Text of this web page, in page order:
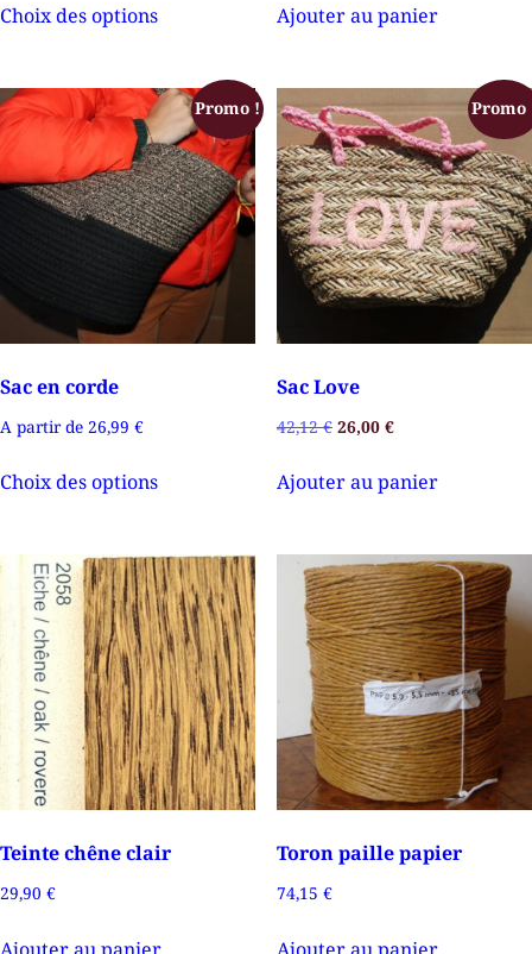
Choix des options Ajouter au panier
Promo !
Sac en corde
A partir de 26,99 €
Choix des options
Promo
Sac Love
42,12€ 26,00 €
Ajouter au panier
Teinte chêne clair
29,90 €
Toron paille papier
74,15 €